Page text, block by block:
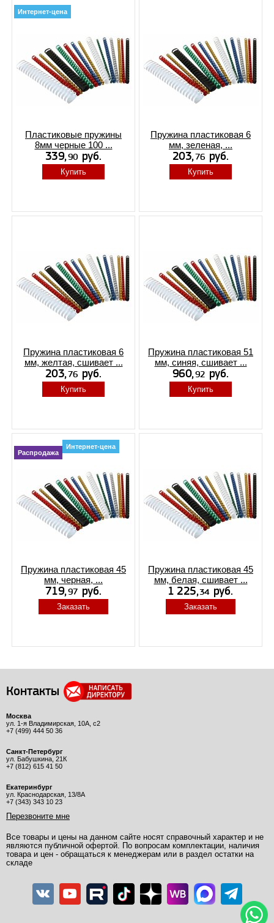
Интернет-цена
Пластиковые пружины
8мм черные 100 ...
Купить
Пружина пластиковая 6
мм, зеленая, ...
Купить
Пружина пластиковая 6
мм, желтая, сшивает ...
Купить
Пружина пластиковая 51
мм, синяя, сшивает ...
Купить
Распродажа
Интернет-цена
Пружина пластиковая 45
мм, черная, ...
Заказать
Пружина пластиковая 45
мм, белая, сшивает ...
Заказать
Контакты
Москва
ул. 1-я Владимирская, 10А, с2
+7 (499) 444 50 36
Санкт-Петербург
ул. Бабушкина, 21К
+7 (812) 615 41 50
Екатеринбург
ул. Краснодарская, 13/8А
+7 (343) 343 10 23
Перезвоните мне
Все товары и цены на данном сайте носят справочный характер и не
являются публичной офертой. По вопросам комплектации, наличия
товара и цен - обращаться к менеджерам или в раздел остатки на
складе